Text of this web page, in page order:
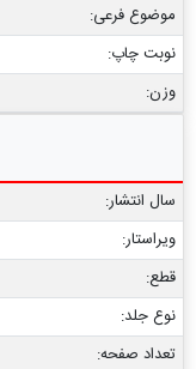
موضوع فرعی:
نوبت چاپ:
وزن:
سال انتشار:
ویراستار:
قطع:
نوع جلد:
تعداد صفحه: